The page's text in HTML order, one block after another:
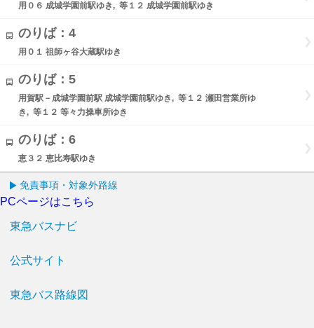
用０６ 成城学園前駅ゆき, 等１２ 成城学園前駅ゆき
のりば：4
用０１ 祖師ヶ谷大蔵駅ゆき
のりば：5
用賀駅－成城学園前駅 成城学園前駅ゆき, 等１２ 瀬田営業所ゆ
き, 等１２ 等々力操車所ゆき
のりば：6
恵３２ 恵比寿駅ゆき
免責事項・対象外路線
PCページはこちら
東急バスナビ
公式サイト
東急バス路線図